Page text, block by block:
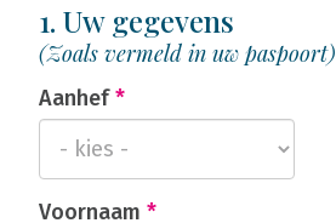
1. Uw gegevens
(Zoals vermeld in uw paspoort)
Aanhef*
Voornaam *